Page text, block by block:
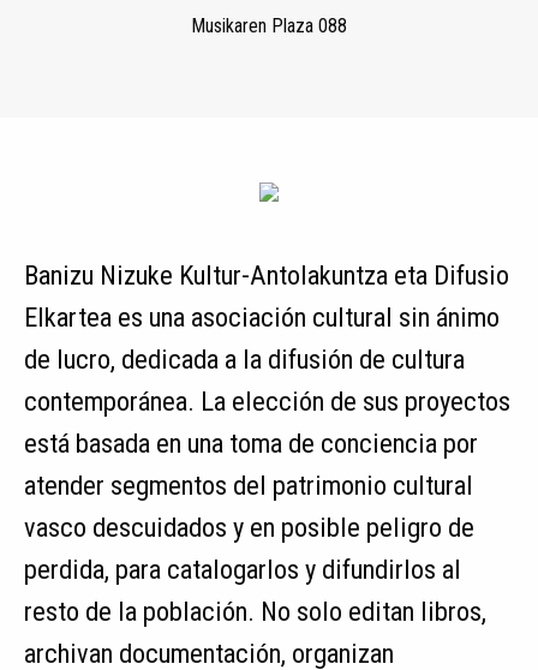
Musikaren Plaza 088
Banizu Nizuke Kultur-Antolakuntza eta Difusio
Elkartea es una asociación cultural sin ánimo
de lucro, dedicada a la difusión de cultura
contemporánea. La elección de sus proyectos
está basada en una toma de conciencia por
atender segmentos del patrimonio cultural
vasco descuidados y en posible peligro de
perdida, para catalogarlos y difundirlos al
resto de la población. No solo editan libros,
archivan documentación, organizan